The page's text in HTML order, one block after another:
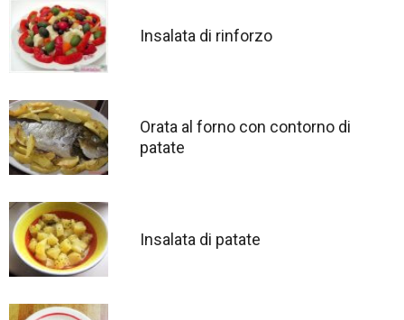
Insalata di rinforzo
Orata al forno con contorno di
patate
Insalata di patate